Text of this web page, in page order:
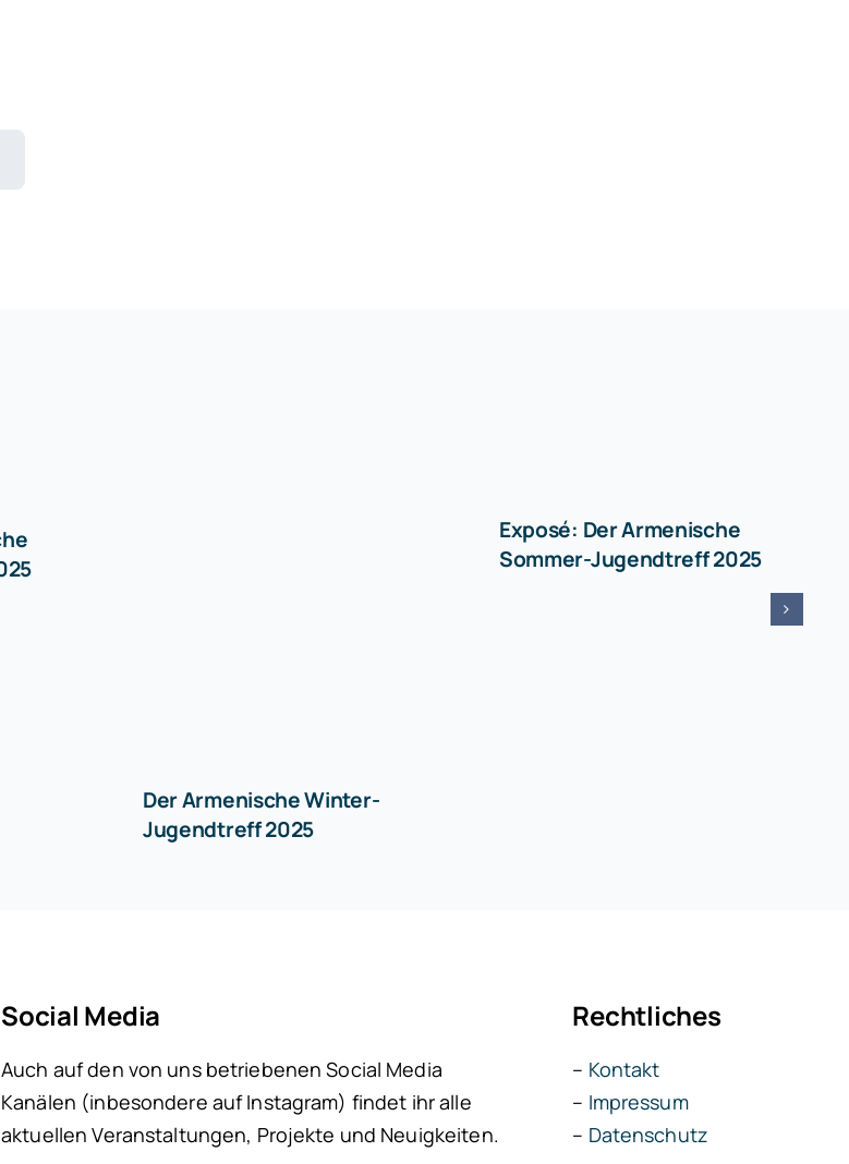
Der Armenische Winter-
Jugendtreff 2025
Exposé: Der Armenische
Sommer-Jugendtreff 2025
Social Media
Auch auf den von uns betriebenen Social Media
Kanälen (inbesondere auf Instagram) findet ihr alle
aktuellen Veranstaltungen, Projekte und Neuigkeiten.
Rechtliches
– Kontakt
– Impressum
– Datenschutz